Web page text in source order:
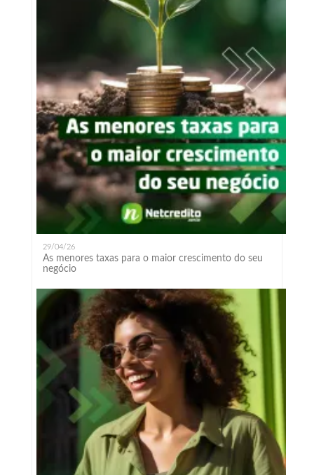
29/04/26
As menores taxas para o maior crescimento do seu
negócio